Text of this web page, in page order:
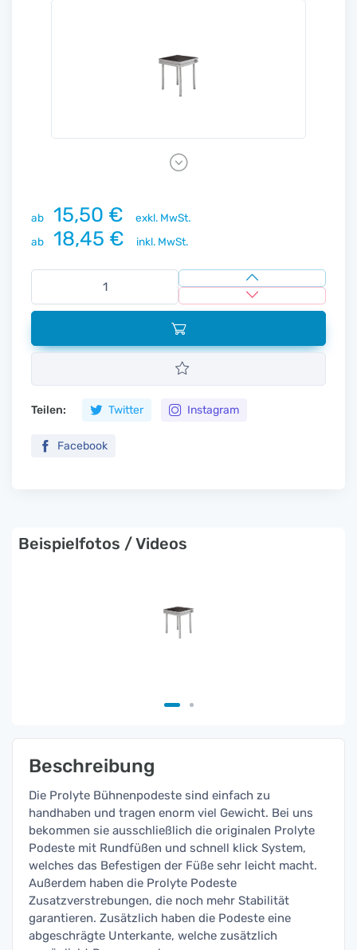
Next
ab 15,50 €
exkl. MwSt.
ab
18,45 € inkl. MwSt.
Teilen: Twitter Instagram
Facebook
Beispielfotos / Videos
Beschreibung
Die Prolyte Bühnenpodeste sind einfach zu
handhaben und tragen enorm viel Gewicht. Bei uns
bekommen sie ausschließlich die originalen Prolyte
Podeste mit Rundfüßen und schnell klick System,
welches das Befestigen der Füße sehr leicht macht.
Außerdem haben die Prolyte Podeste
Zusatzverstrebungen, die noch mehr Stabilität
garantieren. Zusätzlich haben die Podeste eine
abgeschrägte Unterkante, welche zusätzlich